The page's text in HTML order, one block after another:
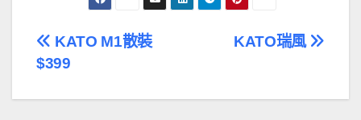
文
章
KATO瑞風
KATO M1散裝
$399